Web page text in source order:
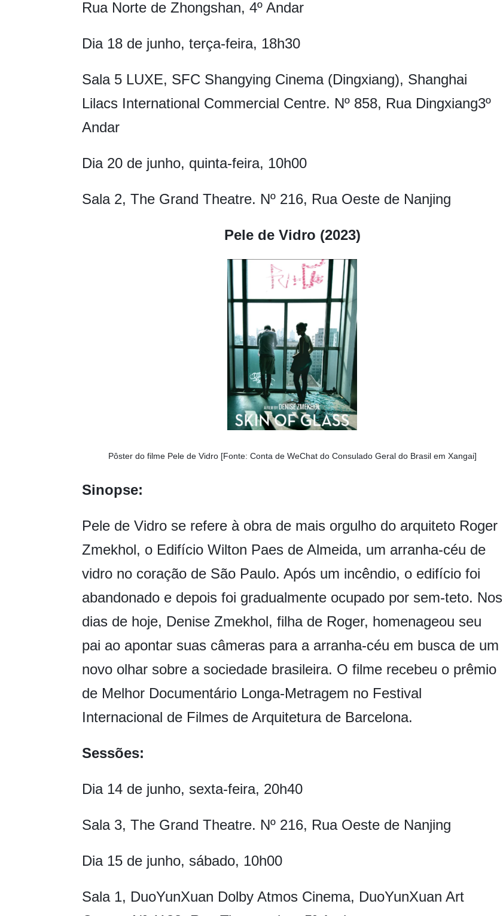
Rua Norte de Zhongshan, 4º Andar
Dia 18 de junho, terça-feira, 18h30
Sala 5 LUXE, SFC Shangying Cinema (Dingxiang), Shanghai
Lilacs International Commercial Centre. Nº 858, Rua Dingxiang3º
Andar
Dia 20 de junho, quinta-feira, 10h00
Sala 2, The Grand Theatre. Nº 216, Rua Oeste de Nanjing
Pele de Vidro (2023)
Pôster do filme Pele de Vidro [Fonte: Conta de WeChat do Consulado Geral do Brasil em Xangai]
Sinopse:
Pele de Vidro se refere à obra de mais orgulho do arquiteto Roger
Zmekhol, o Edifício Wilton Paes de Almeida, um arranha-céu de
vidro no coração de São Paulo. Após um incêndio, o edifício foi
abandonado e depois foi gradualmente ocupado por sem-teto. Nos
dias de hoje, Denise Zmekhol, filha de Roger, homenageou seu
pai ao apontar suas câmeras para a arranha-céu em busca de um
novo olhar sobre a sociedade brasileira. O filme recebeu o prêmio
de Melhor Documentário Longa-Metragem no Festival
Internacional de Filmes de Arquitetura de Barcelona.
Sessões:
Dia 14 de junho, sexta-feira, 20h40
Sala 3, The Grand Theatre. Nº 216, Rua Oeste de Nanjing
Dia 15 de junho, sábado, 10h00
Sala 1, DuoYunXuan Dolby Atmos Cinema, DuoYunXuan Art